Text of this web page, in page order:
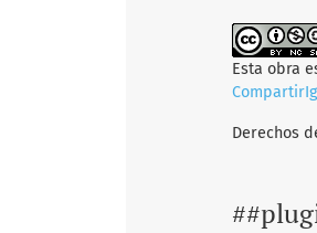
Esta obra
Derechos